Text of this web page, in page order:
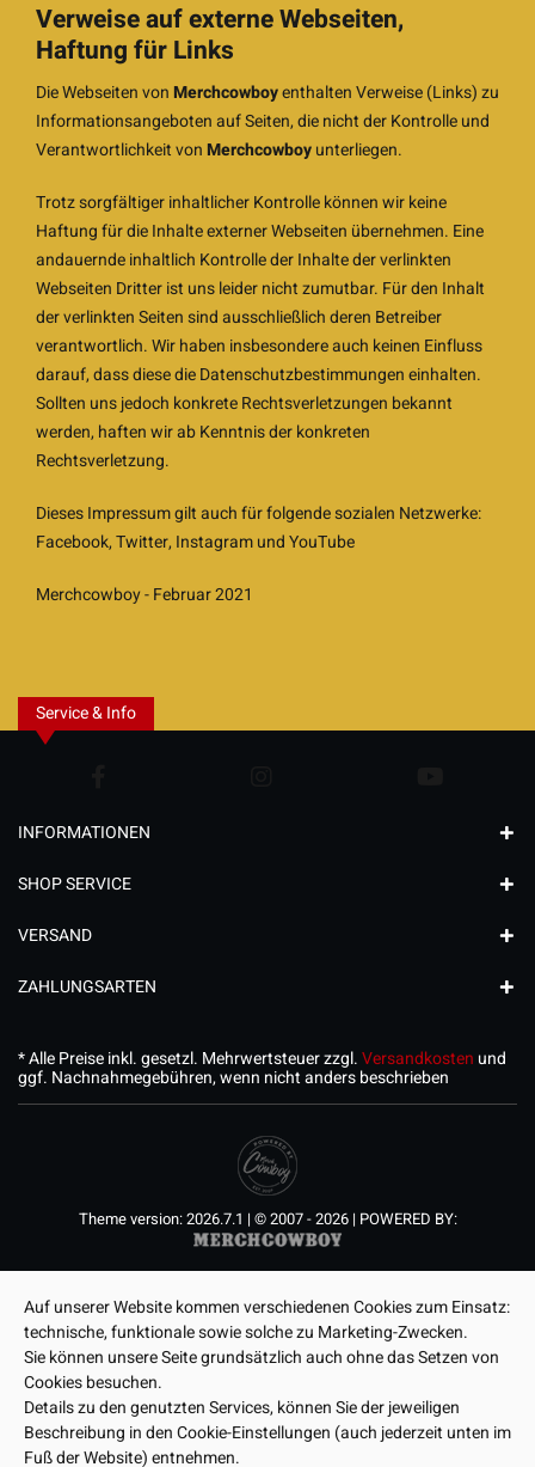
Verweise auf externe Webseiten,
Haftung für Links
Die Webseiten vonMerchcowboyenthalten Verweise (Links) zu
Informationsangeboten auf Seiten, die nicht der Kontrolle und
Verantwortlichkeit vonMerchcowboyunterliegen.
Trotz sorgfältiger inhaltlicher Kontrolle können wir keine
Haftung für die Inhalte externer Webseiten übernehmen. Eine
andauernde inhaltlich Kontrolle der Inhalte der verlinkten
Webseiten Dritter ist uns leider nicht zumutbar. Für den Inhalt
der verlinkten Seiten sind ausschließlich deren Betreiber
verantwortlich. Wir haben insbesondere auch keinen Einfluss
darauf, dass diese die Datenschutzbestimmungen einhalten.
Sollten uns jedoch konkrete Rechtsverletzungen bekannt
werden, haften wir ab Kenntnis der konkreten
Rechtsverletzung.
Dieses Impressum gilt auch für folgende sozialen Netzwerke:
Facebook, Twitter, Instagram und YouTube
Merchcowboy - Februar 2021
Service & Info
INFORMATIONEN
SHOP SERVICE
VERSAND
ZAHLUNGSARTEN
* Alle Preise inkl. gesetzl. Mehrwertsteuer zzgl.Versandkosten und
ggf. Nachnahmegebühren, wenn nicht anders beschrieben
Theme version: 2026.7.1 | © 2007 - 2026 | POWERED BY:
Auf unserer Website kommen verschiedenen Cookies zum Einsatz:
technische, funktionale sowie solche zu Marketing-Zwecken.
Sie können unsere Seite grundsätzlich auch ohne das Setzen von
Cookies besuchen.
Details zu den genutzten Services, können Sie der jeweiligen
Beschreibung in den Cookie-Einstellungen (auch jederzeit unten im
Fuß der Website) entnehmen.